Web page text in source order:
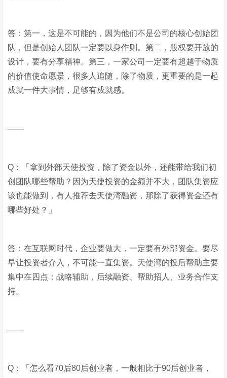
答：第一，这是不可能的，因为他们不是公司的核心创始团
队，但是创始人团队一定要以身作则。第二，股权要开放的
设计，要有分享精神。第三，一家公司一定要有超越于物质
的价值使命愿景，很多人追随，除了物质，更重要的是一起
成就一件大事情，足够有成就感。
——
Q：「拿到外部天使投资，除了资金以外，还能带给我们初
创团队哪些帮助？因为天使投资的金额并不大，团队集资应
该也能做到，有人推荐去天使湾融资，那除了获得资金还有
哪些好处？」
答：在互联网时代，企业要做大，一定要有外部资金。要尽
早让投资者介入，不可能一直集资。天使湾的投后帮助主要
集中在四点：战略辅助，后续融资、帮助招人、业务合作支
持。
——
Q：「怎么看70后80后创业者，一般相比于90后创业者，